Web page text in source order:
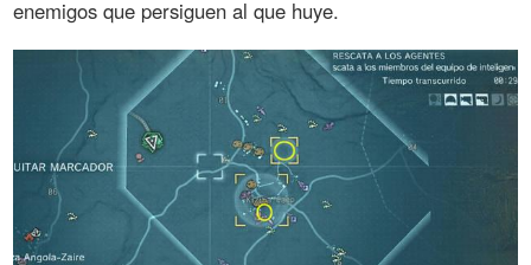
enemigos que persiguen al que huye.